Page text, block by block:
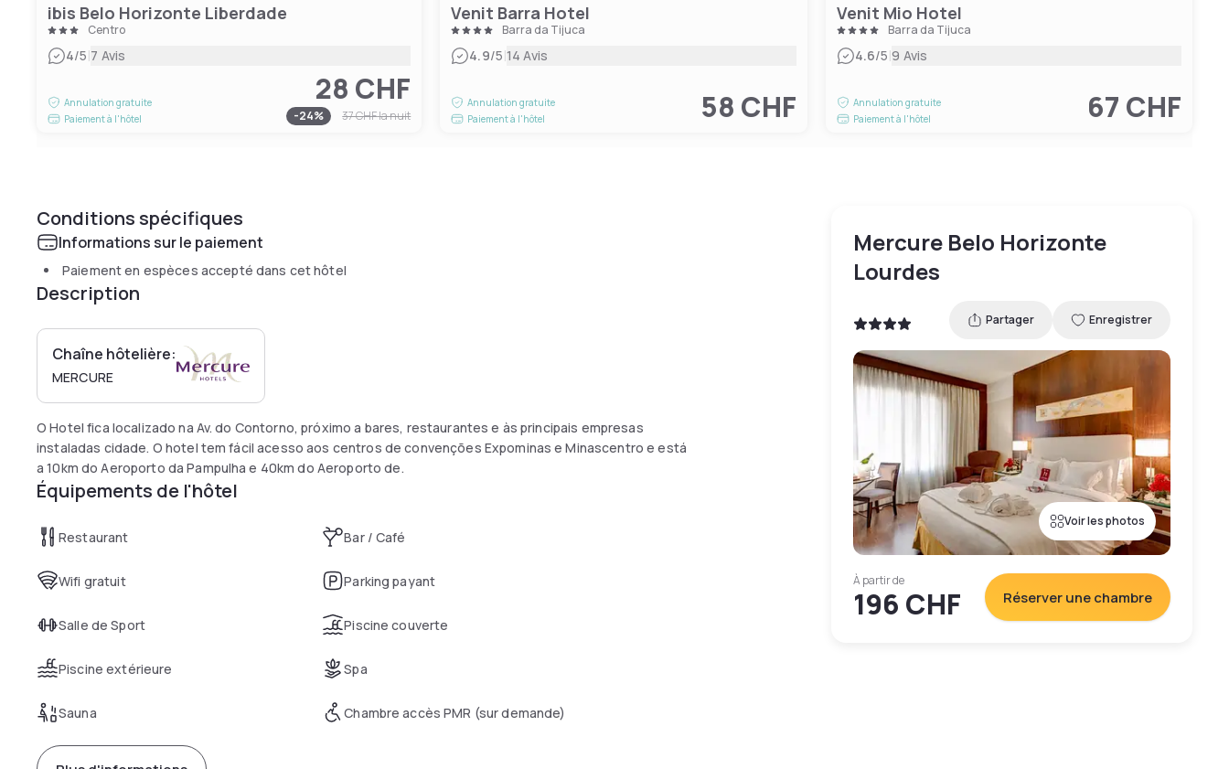
ibis Belo Horizonte Liberdade
Centro
4/5|7 Avis
Annulation gratuite
Paiement à l'hôtel
28 CHF
-24% 37 CHFla nuit
Venit Barra Hotel
Barra da Tijuca
4.9/5|14 Avis
Annulation gratuite
Paiement à l'hôtel
58 CHF
Venit Mio Hotel
Barra da Tijuca
4.6/5|9 Avis
Annulation gratuite
Paiement à l'hôtel
67 CHF
Conditions spécifiques
Informations sur le paiement
Paiement en espèces accepté dans cet hôtel
Description
Chaîne hôtelière:
MERCURE
O Hotel fica localizado na Av. do Contorno, próximo a bares, restaurantes e às principais empresas
instaladas cidade. O hotel tem fácil acesso aos centros de convenções Expominas e Minascentro e está
a 10km do Aeroporto da Pampulha e 40km do Aeroporto de.
Équipements de l'hôtel
Restaurant Bar / Café
Wifi gratuit Parking payant
Salle de Sport Piscine couverte
Piscine extérieure Spa
Sauna Chambre accès PMR (sur demande)
Mercure Belo Horizonte
Lourdes
Partager Enregistrer
Voir les photos
À partir de
196 CHF Réserver une chambre